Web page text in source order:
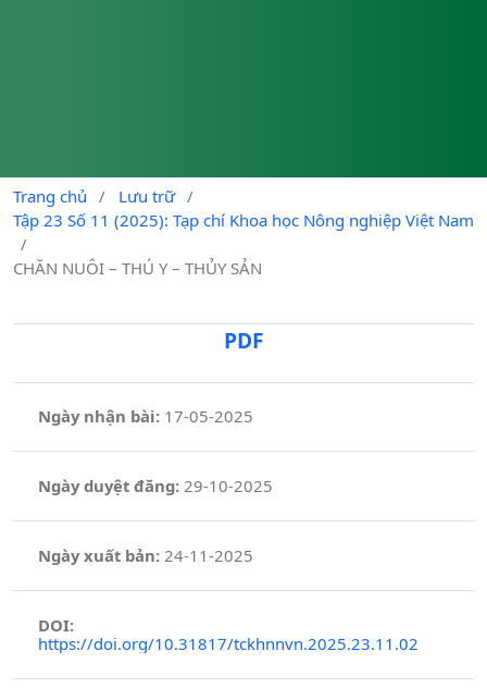
Trang chủ / Lưu trữ /
Tập 23 Số 11 (2025): Tạp chí Khoa học Nông nghiệp Việt Nam
/
CHĂN NUÔI – THÚ Y – THỦY SẢN
PDF
Ngày nhận bài: 17-05-2025
Ngày duyệt đăng:29-10-2025
Ngày xuất bản: 24-11-2025
DOI:
https://doi.org/10.31817/tckhnnvn.2025.23.11.02